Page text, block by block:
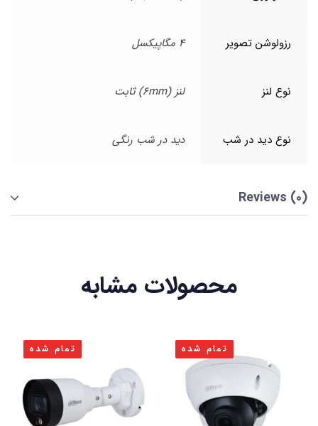
رزولوشن تصویر 4 مگاپیکسل
نوع لنز لنز (6mm) ثابت
نوع دید در شب دید در شب رنگی
Reviews (0)
محصولات مشابه
تمام شده تمام شده